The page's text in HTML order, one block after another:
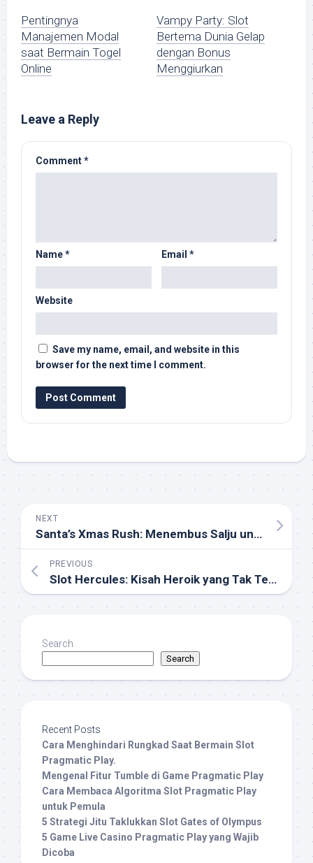
Pentingnya
Manajemen Modal
saat Bermain Togel
Online
Vampy Party: Slot
Bertema Dunia Gelap
dengan Bonus
Menggiurkan
Leave a Reply
Comment*
Name* Email *
Website
Save my name, email, and website in this
browser for the next time I comment.
NEXT
Santa’s Xmas Rush: Menembus Salju untuk Hadiah Terbesar
PREVIOUS
Slot Hercules: Kisah Heroik yang Tak Terlupakan
Search
Search
Recent Posts
Cara Menghindari Rungkad Saat Bermain Slot
Pragmatic Play.
Mengenal Fitur Tumble di Game Pragmatic Play
Cara Membaca Algoritma Slot Pragmatic Play
untuk Pemula
5 Strategi Jitu Taklukkan Slot Gates of Olympus
5 Game Live Casino Pragmatic Play yang Wajib
Dicoba